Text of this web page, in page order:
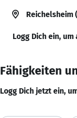
Reichelsheim
Logg Dich ein,
Fähigkeiten
Logg Dich jetzt ein,